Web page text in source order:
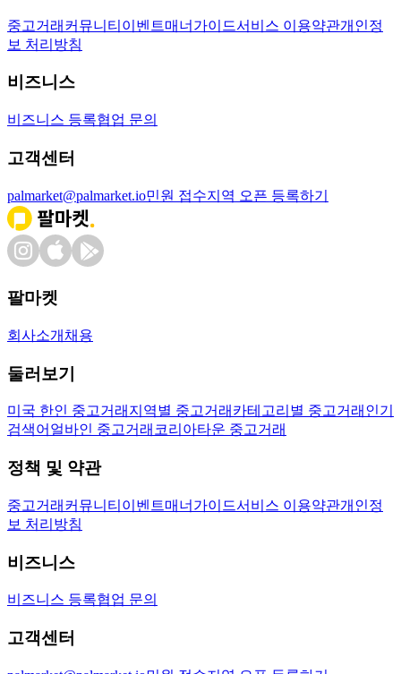
중고거래 커뮤니티 이벤트매너가이드서비스 이용약관개인정
보 처리방침
비즈니스
비즈니스 등록협업 문의
고객센터
palmarket@palmarket.io민원 접수지역 오픈 등록하기
팔마켓
회사소개 채용
둘러보기
미국 한인 중고거래 지역별 중고거래 카테고리별 중고거래 인기
검색어 얼바인 중고거래 코리아타운 중고거래
정책 및 약관
중고거래 커뮤니티 이벤트매너가이드서비스 이용약관개인정
보 처리방침
비즈니스
비즈니스 등록협업 문의
고객센터